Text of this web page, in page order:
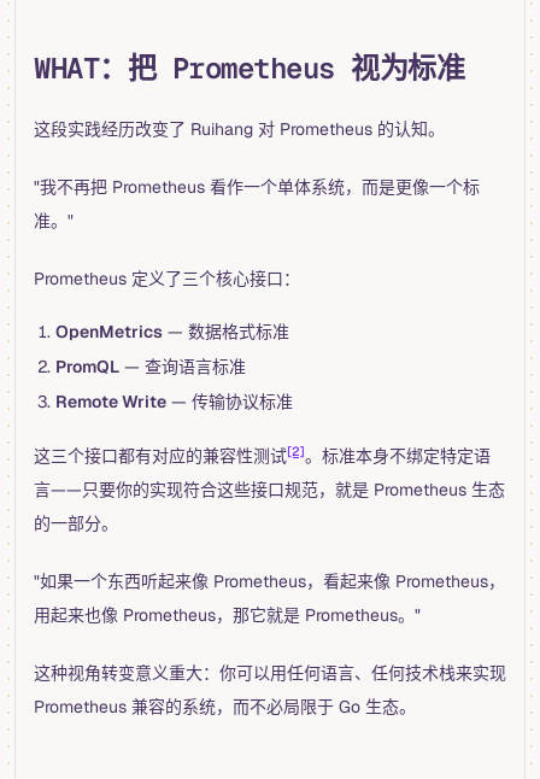
WHAT：把 Prometheus 视为标准
这段实践经历改变了 Ruihang 对 Prometheus 的认知。
"我不再把 Prometheus 看作一个单体系统，而是更像一个标
准。"
Prometheus 定义了三个核心接口：
OpenMetrics— 数据格式标准
PromQL— 查询语言标准
Remote Write— 传输协议标准
这三个接口都有对应的兼容性测试[2]。标准本身不绑定特定语
言——只要你的实现符合这些接口规范，就是 Prometheus 生态
的一部分。
"如果一个东西听起来像 Prometheus，看起来像 Prometheus，
用起来也像 Prometheus，那它就是 Prometheus。"
这种视角转变意义重大：你可以用任何语言、任何技术栈来实现
Prometheus 兼容的系统，而不必局限于 Go 生态。